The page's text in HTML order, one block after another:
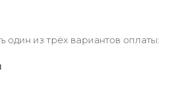
один из трёх вариантов оплаты: